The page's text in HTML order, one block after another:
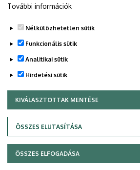
Adatvédelem
Szerzői jog © 2026 Unideb
További információk
Nélkülözhetetlen sütik
Funkcionális sütik
Analitikai sütik
Hirdetési sütik
KIVÁLASZTOTTAK MENTÉSE
ÖSSZES ELUTASÍTÁSA
WITHDRAW CONSENT
ÖSSZES ELFOGADÁSA